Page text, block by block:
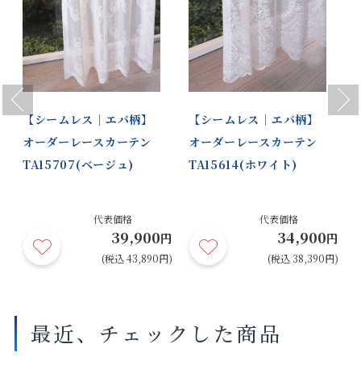
Previous
【シームレス｜エバ柄】
オーダーレースカーテン
TA15707(ベージュ)
代表価格
39,900円
(税込 43,890円)
【シームレス｜エバ柄】
オーダーレースカーテン
TA15614(ホワイト)
代表価格
34,900円
(税込 38,390円)
Next
最近、チェックした商品